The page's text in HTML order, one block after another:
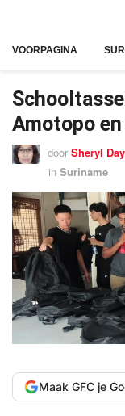
VOORPAGINA
Amotopo
door Sheryl
in Suriname
Maak GFC je